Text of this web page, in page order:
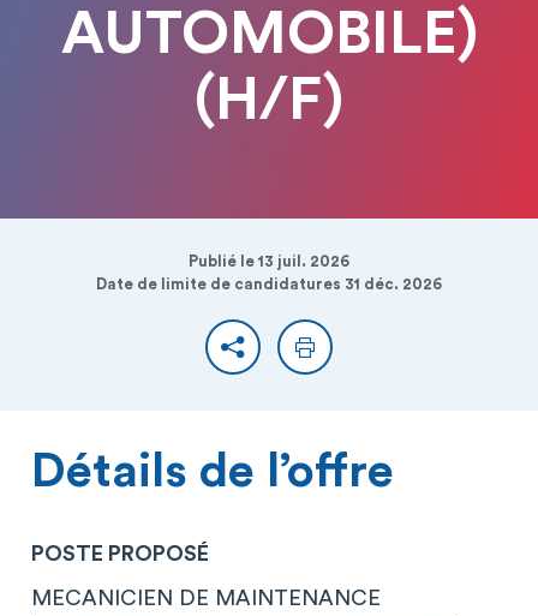
AUTOMOBILE)
(H/F)
Publié le 13 juil. 2026
Date de limite de candidatures 31 déc. 2026
PartagerImprimer
Détails de l’offre
POSTE PROPOSÉ
MECANICIEN DE MAINTENANCE